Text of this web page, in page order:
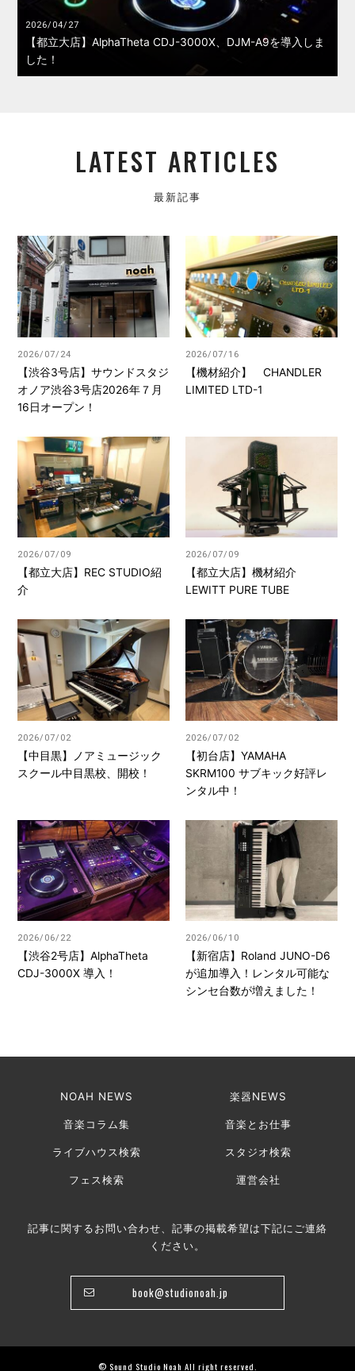
2026/04/27
【都立大店】AlphaTheta CDJ-3000X、DJM-A9を導入しま
した！
LATEST ARTICLES
最新記事
2026/07/24
【渋谷3号店】サウンドスタジ
オノア渋谷3号店2026年７月
16日オープン！
2026/07/16
【機材紹介】 CHANDLER
LIMITED LTD-1
2026/07/09
【都立大店】REC STUDIO紹
介
2026/07/09
【都立大店】機材紹介
LEWITT PURE TUBE
2026/07/02
【中目黒】ノアミュージック
スクール中目黒校、開校！
2026/07/02
【初台店】YAMAHA
SKRM100 サブキック好評レ
ンタル中！
2026/06/22
【渋谷2号店】AlphaTheta
CDJ-3000X 導入！
2026/06/10
【新宿店】Roland JUNO-D6
が追加導入！レンタル可能な
シンセ台数が増えました！
NOAH NEWS 楽器NEWS
音楽コラム集 音楽とお仕事
ライブハウス検索 スタジオ検索
フェス検索 運営会社
記事に関するお問い合わせ、記事の掲載希望は下記にご連絡
ください。
book@studionoah.jp
© Sound Studio Noah All right reserved.